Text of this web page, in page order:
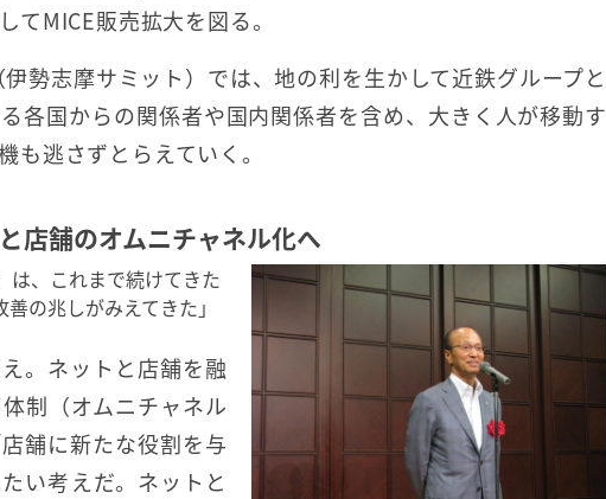
MICE販売拡大を図る。
勢志摩サミット）では、地の利を生かして近鉄グループと
各国からの関係者や国内関係者を含め、大きく人が移動す
も逃さずとらえていく。
店舗のオムニチャネル化へ
は、これまで続けてきた
の兆しがみえてきた」
。ネットと店舗を融
制（オムニチャネル
舗に新たな役割を与
い考えだ。ネットと